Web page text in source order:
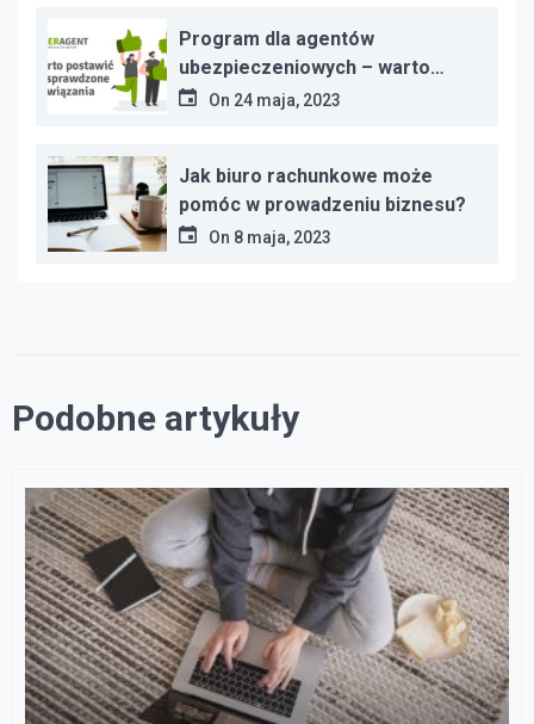
Program dla agentów
ubezpieczeniowych – warto
postawić na sprawdzone
On 24 maja, 2023
Jak biuro rachunkowe może
pomóc w prowadzeniu biznesu?
On 8 maja, 2023
Podobne artykuły